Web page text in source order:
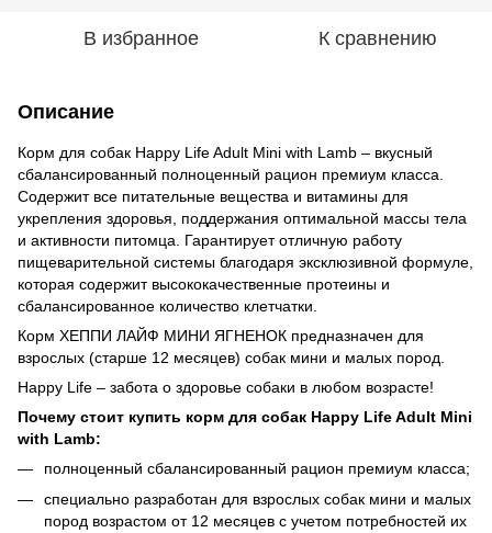
В избранное К сравнению
Описание
Корм для собак Happy Life Adult Mini with Lamb – вкусный
сбалансированный полноценный рацион премиум класса.
Содержит все питательные вещества и витамины для
укрепления здоровья, поддержания оптимальной массы тела
и активности питомца. Гарантирует отличную работу
пищеварительной системы благодаря эксклюзивной формуле,
которая содержит высококачественные протеины и
сбалансированное количество клетчатки.
Корм ХЕППИ ЛАЙФ МИНИ ЯГНЕНОК предназначен для
взрослых (старше 12 месяцев) собак мини и малых пород.
Happy Life – забота о здоровье собаки в любом возрасте!
Почему стоит купить корм для собак Happy Life Adult Mini
with Lamb:
полноценный сбалансированный рацион премиум класса;
специально разработан для взрослых собак мини и малых
пород возрастом от 12 месяцев с учетом потребностей их